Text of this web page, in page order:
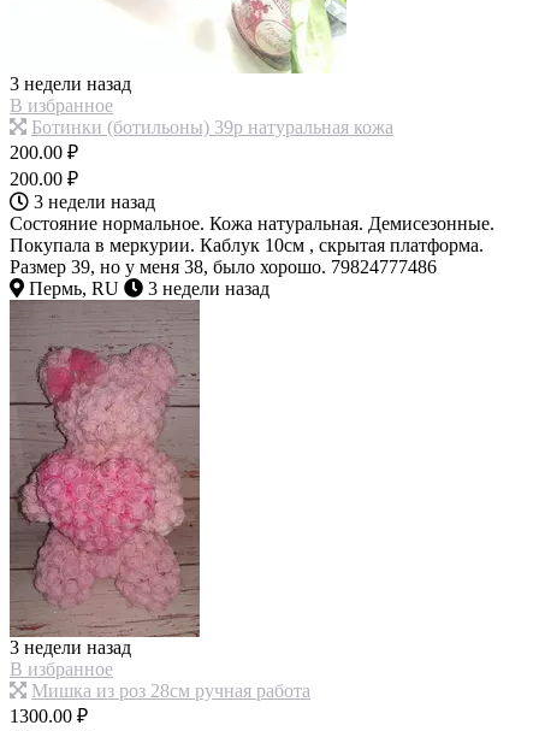
3 недели назад
В избранное
Ботинки (ботильоны) 39р натуральная кожа
200.00 ₽
200.00 ₽
3 недели назад
Состояние нормальное. Кожа натуральная. Демисезонные.
Покупала в меркурии. Каблук 10см , скрытая платформа.
Размер 39, но у меня 38, было хорошо. 79824777486
Пермь, RU
3 недели назад
3 недели назад
В избранное
Мишка из роз 28см ручная работа
1300.00 ₽